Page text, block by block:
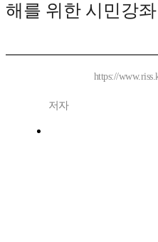
해를 위한 시민강좌
https://
저자